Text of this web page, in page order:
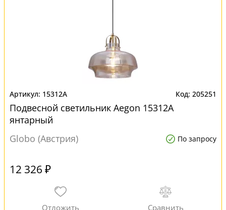
15312A 205251
Подвесной светильник Aegon 15312A
янтарный
Globo (Австрия)
По запросу
12 326 ₽